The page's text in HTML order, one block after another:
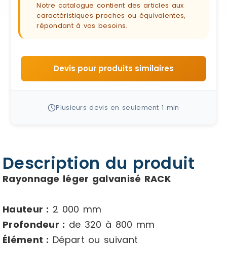
Notre catalogue contient des articles aux
caractéristiques proches ou équivalentes,
répondant à vos besoins.
Devis pour produits similaires
Plusieurs devis en seulement 1 min
Description du produit
Rayonnage léger galvanisé RACK
Hauteur : 2 000 mm
Profondeur : de 320 à 800 mm
Élément : Départ ou suivant